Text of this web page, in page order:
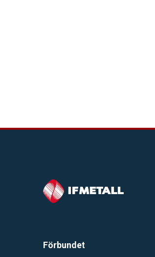
Förbundet